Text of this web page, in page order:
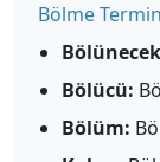
Bölme
Bölünecek
Bölücü:
Bölüm: